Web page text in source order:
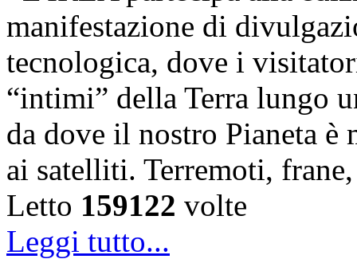
manifestazione di
tecnologica, dove i
“intimi” della Terra lungo
da dove il nostro Pianeta è
ai satelliti. Terremoti,
Letto 159122 volte
Leggi tutto...